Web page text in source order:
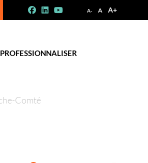
A- A A+
Comté